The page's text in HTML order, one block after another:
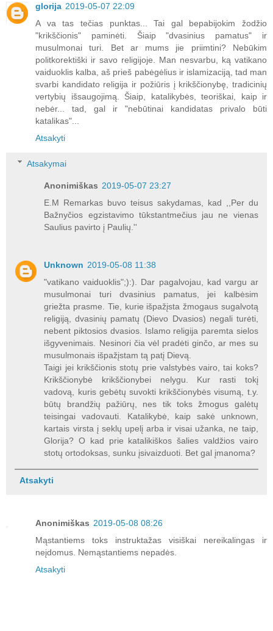
glorija 2019-05-07 22:09
A va tas tečias punktas... Tai gal bepabijokim žodžio
"krikščionis" paminėti. Šiaip "dvasinius pamatus" ir
musulmonai turi. Bet ar mums jie priimtini? Nebūkim
politkorektiški ir savo religijoje. Man nesvarbu, ką vatikano
vaiduoklis kalba, aš prieš pabėgėlius ir islamizaciją, tad man
svarbi kandidato religija ir požiūris į krikščionybę, tradicinių
vertybių išsaugojimą. Šiaip, katalikybės, teoriškai, kaip ir
nebėr... tad, gal ir "nebūtinai kandidatas privalo būti
katalikas"...
Atsakyti
Atsakymai
Anonimiškas 2019-05-07 23:27
E.M Remarkas buvo teisus sakydamas, kad ,,Per du
Bažnyčios egzistavimo tūkstantmečius jau ne vienas
Saulius pavirto į Paulių.''
Unknown 2019-05-08 11:38
"vatikano vaiduoklis";):). Dar pagalvojau, kad vargu ar
musulmonai turi dvasinius pamatus, jei kalbėsim
griežta prasme. Tie, kurie išpažįsta žmogaus sugalvotą
religiją, dvasinių pamatų (Dievo Dvasios) negali turėti,
nebent piktosios dvasios. Islamo religija paremta sielos
išgyvenimais. Nesinori čia vėl pradėti ginčo, ar mes su
musulmonais išpažįstam tą patį Dievą.
Taigi jei krikščionis stotų prie valstybės vairo, tai koks?
Krikščionybė krikščionybei nelygu. Kur rasti tokį
vadovą, kuris gebėtų suvokti krikščionybės visumą, t.y.
būtų brandžių pažiūrų, nes tik toks žmogus galėtų
teisingai vadovauti. Katalikybė, kaip sakė unknown,
kartais virsta į seklų upelį arba ir visai užanka, ne taip,
Glorija? O kad prie katalikiškos šalies valdžios vairo
stotų ortodoksas, sunku įsivaizduoti. Bet gal įmanoma?
Atsakyti
Anonimiškas 2019-05-08 08:26
Mąstantiems toks instruktažas visiškai nereikalingas ir
neįdomus. Nemąstantiems nepadės.
Atsakyti